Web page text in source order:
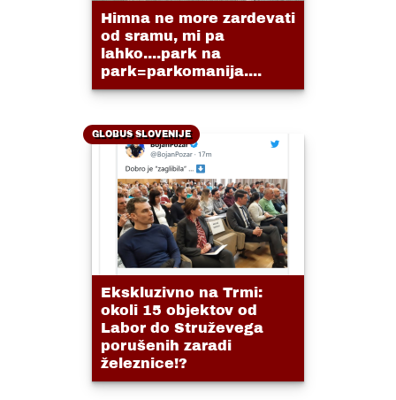
Himna ne more zardevati
od sramu, mi pa
lahko....park na
park=parkomanija....
GLOBUS SLOVENIJE
Ekskluzivno na Trmi:
okoli 15 objektov od
Labor do Struževega
porušenih zaradi
železnice!?